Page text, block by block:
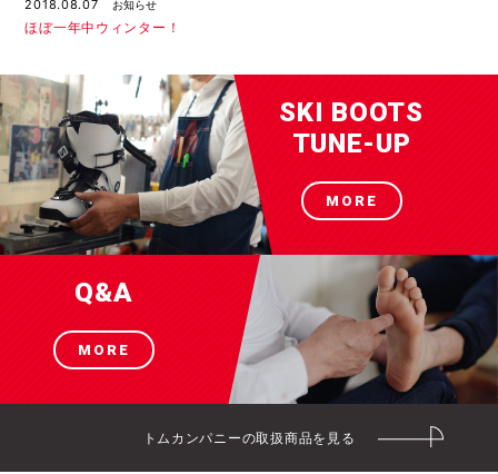
2018.08.07 お知らせ
ほぼ一年中ウィンター！
SKI BOOTS
TUNE-UP
MORE
Q&A
MORE
トムカンパニーの取扱商品を見る